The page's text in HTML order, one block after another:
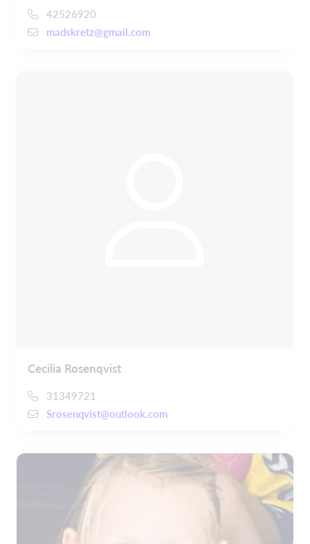
42526920
madskretz@gmail.com
Cecilia Rosenqvist
31349721
Srosenqvist@outlook.com